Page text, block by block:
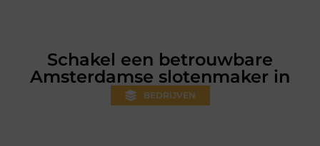
Schakel een betrouwbare
Amsterdamse slotenmaker in
BEDRIJVEN